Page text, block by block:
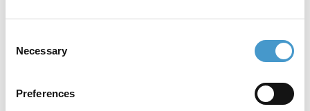
Selection
Necessary
Preferences
Serverinformationen